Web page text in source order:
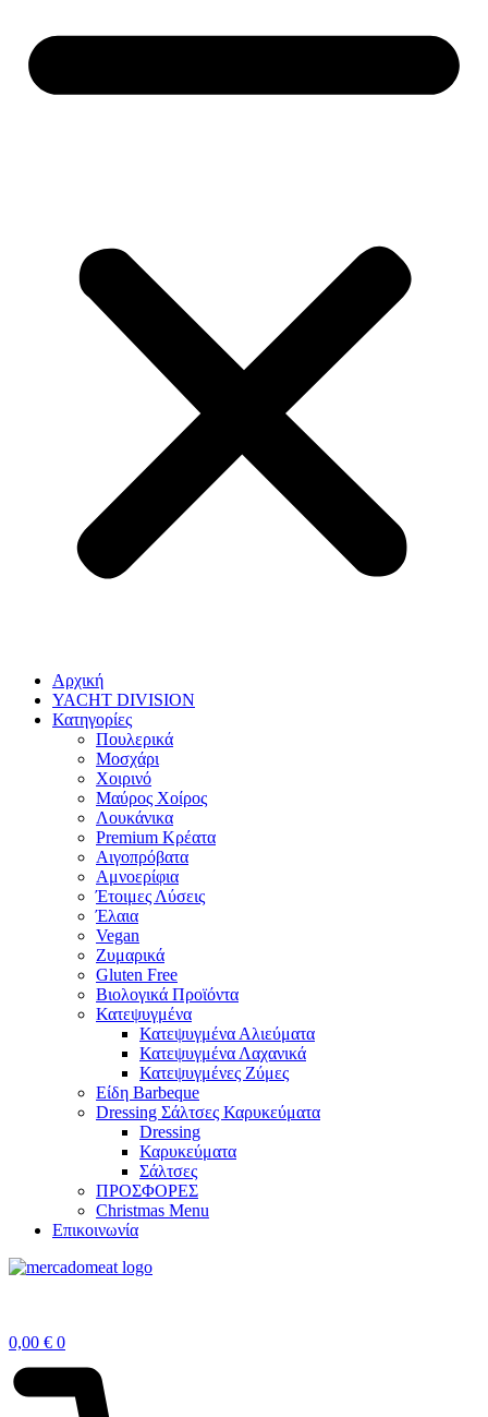
Αρχική
YACHT DIVISION
Κατηγορίες
Πουλερικά
Μοσχάρι
Χοιρινό
Μαύρος Χοίρος
Λουκάνικα
Premium Κρέατα
Αιγοπρόβατα
Αμνοερίφια
Έτοιμες Λύσεις
Έλαια
Vegan
Ζυμαρικά
Gluten Free
Βιολογικά Προϊόντα
Κατεψυγμένα
Κατεψυγμένα Αλιεύματα
Κατεψυγμένα Λαχανικά
Κατεψυγμένες Ζύμες
Είδη Barbeque
Dressing Σάλτσες Καρυκεύματα
Dressing
Καρυκεύματα
Σάλτσες
ΠΡΟΣΦΟΡΕΣ
Christmas Menu
Επικοινωνία
0,00 € 0